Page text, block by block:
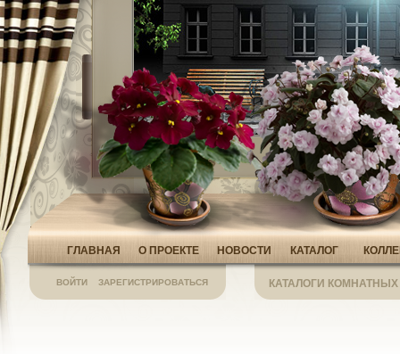
ВОЙТИ ЗАРЕГИСТРИРОВАТЬСЯ КАТАЛОГИ
ГЛАВНАЯ О ПРОЕКТЕ НОВОСТИ КАТАЛОГ